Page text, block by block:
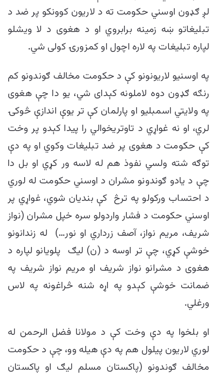
لږ ګډون اوسني حکومت ته د لاریون کوونکو پر ضد د
تبلیغاتو ښه زمینه برابروي او د هغوی د لا ویشلو
لپاره تبلیغات په لاره اچول او کمزورۍ کولی شي.
په اوسنيو لاریونونو کې د حکومت مخالف ګوندونو کم
رنګه ګډون دوه لاملونه کېدای شي، یو دا چې هغوی
په ولایتي اسمبلیو او پارلمان کې تر یوې اندازې څوکۍ
لري، او نه غواړي د تاوتریخوالي را پیدا کېدو پر وخت
کې حکومت د هغوی پر ضد تبلیغات وکوي او په دې
توګه شته ولسي نفوذ هم له لاسه ور کړي او بل دا
چې د یادو ګوندونو مشران د اوسني حکومت له لوري
د احتساب ورکولو په ترڅ کې بندیان شوي، غواړي پر
اوسني حکومت د فشار واردولو سره خپل مشران (نواز
شریف، مریم نواز، آصف زرداري او نور…) له زندانونو
خوشې کړي، چې تر اوسه د (ن) لیګ پلویانو لپاره د
هغوی د مشرانو نواز شریف او مریم نواز شریف په
ضمانت خوشې کېدو په اړه شنه څراغونه په لاس
ورغلي.
او بلخوا په دې وخت کې د مولانا فضل الرحمن له
لوري لاریون پیلول هم په دې هیله وو، چې د حکومت
مخالف ګوندونو (پاکستان مسلم لیګ او پاکستان